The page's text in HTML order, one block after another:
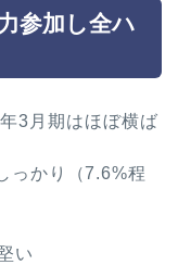
参加し全ハ
3月期はほぼ横ば
っかり（7.6%程
い